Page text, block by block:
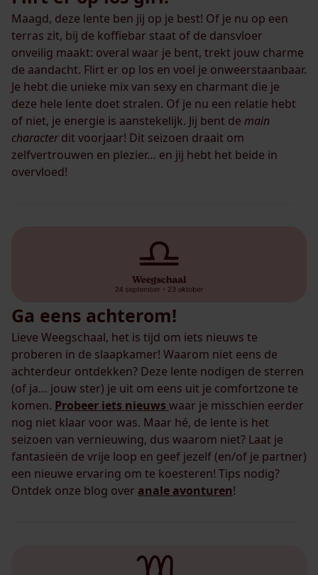
Maagd, deze lente ben jij op je best! Of je nu op een
terras zit, bij de koffiebar staat of de dansvloer
onveilig maakt: overal waar je bent, trekt jouw charme
de aandacht. Flirt er op los en voel je onweerstaanbaar.
Je hebt die unieke mix van sexy en charmant die je
deze hele lente doet stralen. Of je nu een relatie hebt
of niet, je energie is aanstekelijk. Jij bent de main
characterdit voorjaar! Dit seizoen draait om
zelfvertrouwen en plezier… en jij hebt het beide in
overvloed!
Ga eens achterom!
Lieve Weegschaal, het is tijd om iets nieuws te
proberen in de slaapkamer! Waarom niet eens de
achterdeur ontdekken? Deze lente nodigen de sterren
(of ja… jouw ster) je uit om eens uit je comfortzone te
komen. Probeer iets nieuws waar je misschien eerder
nog niet klaar voor was. Maar hé, de lente is het
seizoen van vernieuwing, dus waarom niet? Laat je
fantasieën de vrije loop en geef jezelf (en/of je partner)
een nieuwe ervaring om te koesteren! Tips nodig?
Ontdek onze blog over anale avonturen!